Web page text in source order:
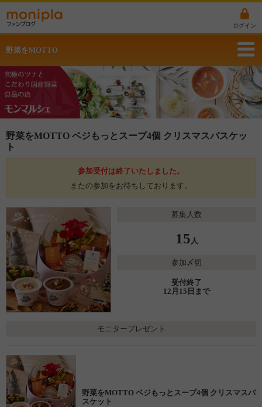
ログイン
野菜をMOTTO
野菜をMOTTO ベジもっとスープ4個 クリスマスバスケッ
ト
参加受付は終了いたしました。
またの参加をお待ちしております。
募集人数
15 人
参加〆切
受付終了
12月15日まで
モニタープレゼント
野菜をMOTTO ベジもっとスープ4個 クリスマスバ
スケット